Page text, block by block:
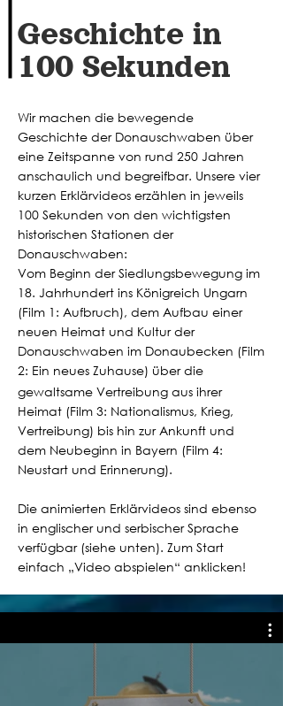
Geschichte in
100 Sekunden
Wir machen die bewegende
Geschichte der Donauschwaben über
eine Zeitspanne von rund 250 Jahren
anschaulich und begreifbar. Unsere vier
kurzen Erklärvideos erzählen in jeweils
100 Sekunden von den wichtigsten
historischen Stationen der
Donauschwaben:
Vom Beginn der Siedlungsbewegung im
18. Jahrhundert ins Königreich Ungarn
(Film 1: Aufbruch), dem Aufbau einer
neuen Heimat und Kultur der
Donauschwaben im Donaubecken (Film
2: Ein neues Zuhause) über die
gewaltsame Vertreibung aus ihrer
Heimat (Film 3: Nationalismus, Krieg,
Vertreibung) bis hin zur Ankunft und
dem Neubeginn in Bayern (Film 4:
Neustart und Erinnerung).
Die animierten Erklärvideos sind ebenso
in englischer und serbischer Sprache
verfügbar (siehe unten). Zum Start
einfach „Video abspielen“ anklicken!